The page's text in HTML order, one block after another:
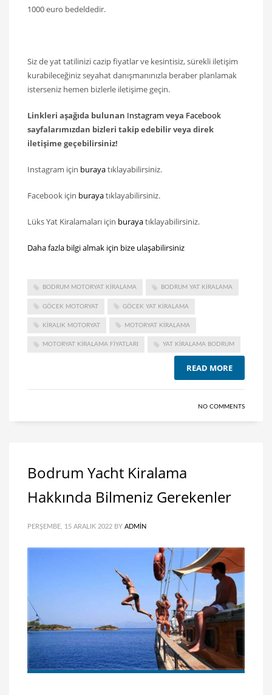
1000 euro bedeldedir.
Siz de yat tatilinizi cazip fiyatlar ve kesintisiz, sürekli iletişim
kurabileceğiniz seyahat danışmanınızla beraber planlamak
isterseniz hemen bizlerle iletişime geçin.
Linkleri aşağıda bulunan Instagram veya Facebook
sayfalarımızdan bizleri takip edebilir veya direk
iletişime geçebilirsiniz!
Instagram için burayatıklayabilirsiniz.
Facebook için burayatıklayabilirsiniz.
Lüks Yat Kiralamaları için burayatıklayabilirsiniz.
Daha fazla bilgi almak için bize ulaşabilirsiniz
BODRUM MOTORYAT KIRALAMA BODRUM YAT KIRALAMA
GÖCEK MOTORYAT GÖCEK YAT KIRALAMA
KIRALIK MOTORYAT MOTORYAT KIRALAMA
MOTORYAT KIRALAMA FIYATLARI YAT KIRALAMA BODRUM
READ MORE
NO COMMENTS
Bodrum Yacht Kiralama
Hakkında Bilmeniz Gerekenler
PERŞEMBE, 15 ARALIK 2022 BY ADMIN